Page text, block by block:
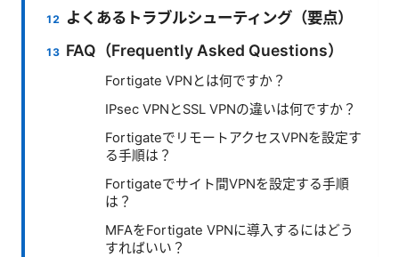
よくあるトラブルシューティング（要点）
FAQ（Frequently Asked Questions）
Fortigate VPNとは何ですか？
IPsec VPNとSSL VPNの違いは何ですか？
FortigateでリモートアクセスVPNを設定す
る手順は？
Fortigateでサイト間VPNを設定する手順
は？
MFAをFortigate VPNに導入するにはどう
すればいい？